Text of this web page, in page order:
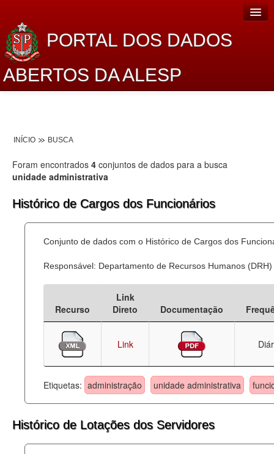
PORTAL DOS DADOS
ABERTOS DA ALESP
Lei de Acesso à Informação
Dados Governamentais Abertos
Planejamento
Catálogo de dados
Processo Legislativo
Administração
Legislação
Agenda
Perguntas frequentes
INÍCIO BUSCA
Foram encontrados 4 conjuntos de dados para a busca
unidade administrativa
Histórico de Cargos dos Funcionários
Conjunto de dados com o Histórico de Cargos dos
Responsável: Departamento de Recursos Humanos (DRH)
Recurso
Link
Direto
Documentação
Link
Etiquetas: administração unidade administrativa
Histórico de Lotações dos Servidores